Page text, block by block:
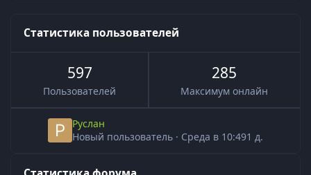
Статистика пользователей
597
Пользователей
285
Максимум онлайн
Руслан
Новый пользователь · Среда в 10:491 д.